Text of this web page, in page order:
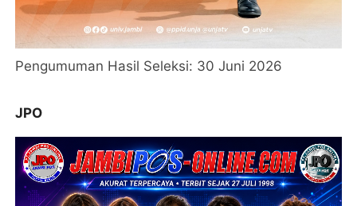
Pengumuman Hasil Seleksi: 30 Juni 2026
JPO